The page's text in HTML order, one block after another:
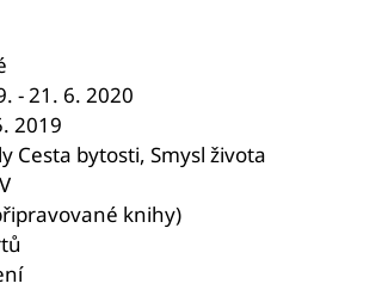
- 21. 6. 2020
2019
Cesta bytosti, Smysl života
knihy)